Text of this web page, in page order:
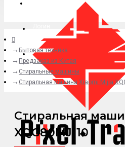
+7 (495) 015-41-41
Бытовая техника
Предзаказ из Китая
Стиральные машины
Стиральная машина Xiaomi Mijia
Стиральная
XQG80MJ110